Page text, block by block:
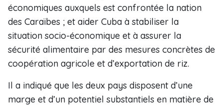
économiques auxquels est confrontée la nation
des Caraïbes ; et aider Cuba à stabiliser la
situation socio-économique et à assurer la
sécurité alimentaire par des mesures concrètes de
coopération agricole et d’exportation de riz.
Il a indiqué que les deux pays disposent d’une
marge et d’un potentiel substantiels en matière de